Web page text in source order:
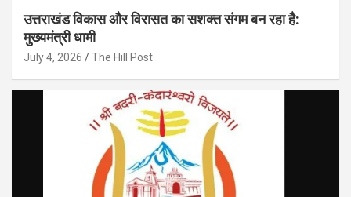
उत्तराखंड विकास और विरासत का सशक्त संगम बन रहा है:
मुख्यमंत्री धामी
July 4, 2026 The Hill Post